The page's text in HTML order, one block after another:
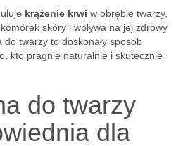
krążenie krwi w obrębie twarzy,
skóry i wpływa na jej zdrowy
twarzy to doskonały sposób
kto pragnie naturalnie i skutecznie
do twarzy
dla